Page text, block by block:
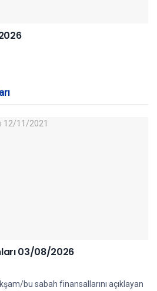
03/08/2026
bu sabah finansallarını açıklayan